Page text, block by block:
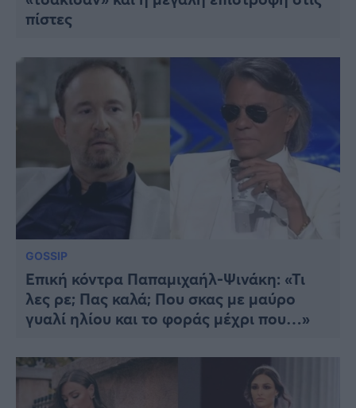
πίστες
GOSSIP
Επική κόντρα Παπαμιχαήλ-Ψινάκη: «Τι
λες ρε; Πας καλά; Που σκας με μαύρο
γυαλί ηλίου και το φοράς μέχρι που…»